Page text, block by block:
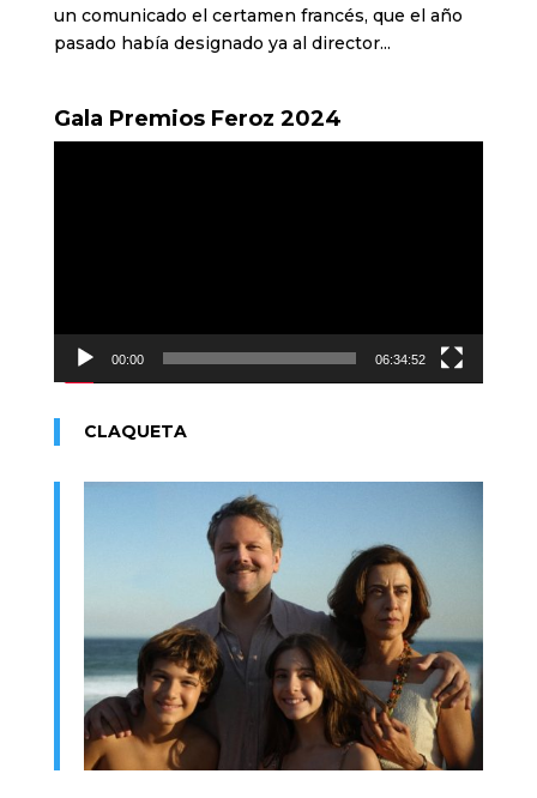
un comunicado el certamen francés, que el año
pasado había designado ya al director...
Gala Premios Feroz 2024
00:00 06:34:52
CLAQUETA